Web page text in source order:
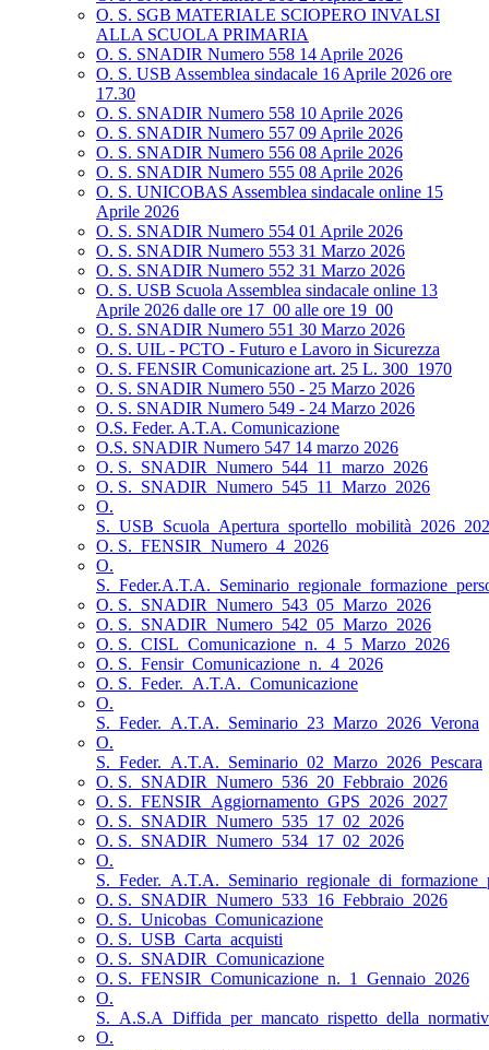
O. S. SGB MATERIALE SCIOPERO INVALSI
ALLA SCUOLA PRIMARIA
O. S. SNADIR Numero 558 14 Aprile 2026
O. S. USB Assemblea sindacale 16 Aprile 2026 ore
17.30
O. S. SNADIR Numero 558 10 Aprile 2026
O. S. SNADIR Numero 557 09 Aprile 2026
O. S. SNADIR Numero 556 08 Aprile 2026
O. S. SNADIR Numero 555 08 Aprile 2026
O. S. UNICOBAS Assemblea sindacale online 15
Aprile 2026
O. S. SNADIR Numero 554 01 Aprile 2026
O. S. SNADIR Numero 553 31 Marzo 2026
O. S. SNADIR Numero 552 31 Marzo 2026
O. S. USB Scuola Assemblea sindacale online 13
Aprile 2026 dalle ore 17_00 alle ore 19_00
O. S. SNADIR Numero 551 30 Marzo 2026
O. S. UIL - PCTO - Futuro e Lavoro in Sicurezza
O. S. FENSIR Comunicazione art. 25 L. 300_1970
O. S. SNADIR Numero 550 - 25 Marzo 2026
O. S. SNADIR Numero 549 - 24 Marzo 2026
O.S. Feder. A.T.A. Comunicazione
O.S. SNADIR Numero 547 14 marzo 2026
O. S._SNADIR_Numero_544_11_marzo_2026
O. S._SNADIR_Numero_545_11_Marzo_2026
O.
O. S._FENSIR_Numero_4_2026
O.
O. S._SNADIR_Numero_543_05_Marzo_2026
O. S._SNADIR_Numero_542_05_Marzo_2026
O. S._CISL_Comunicazione_n._4_5_Marzo_2026
O. S._Fensir_Comunicazione_n._4_2026
O. S._Feder._A.T.A._Comunicazione
O.
S._Feder._A.T.A._Seminario_23_Marzo_2026_Verona
O.
S._Feder._A.T.A._Seminario_02_Marzo_2026_Pescara
O. S._SNADIR_Numero_536_20_Febbraio_2026
O. S._FENSIR_Aggiornamento_GPS_2026_2027
O. S._SNADIR_Numero_535_17_02_2026
O. S._SNADIR_Numero_534_17_02_2026
O.
O. S._SNADIR_Numero_533_16_Febbraio_2026
O. S._Unicobas_Comunicazione
O. S._USB_Carta_acquisti
O. S._SNADIR_Comunicazione
O. S._FENSIR_Comunicazione_n._1_Gennaio_2026
O.
O.